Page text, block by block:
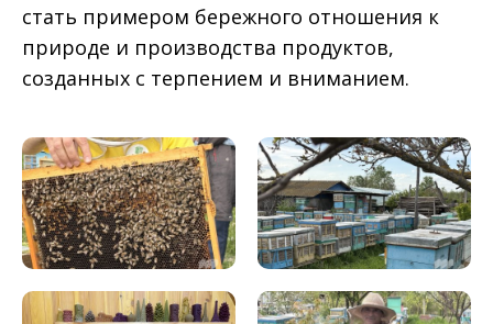
стать примером бережного отношения к
природе и производства продуктов,
созданных с терпением и вниманием.